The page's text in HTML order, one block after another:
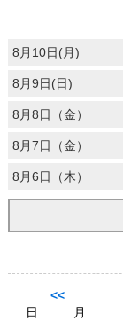
8月10日(月)
8月9日(日)
8月8日（金）
8月7日（金）
8月6日（木）
<<
日
月